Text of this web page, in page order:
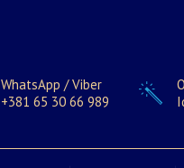
WhatsApp / Viber
+381 65 30 66 989